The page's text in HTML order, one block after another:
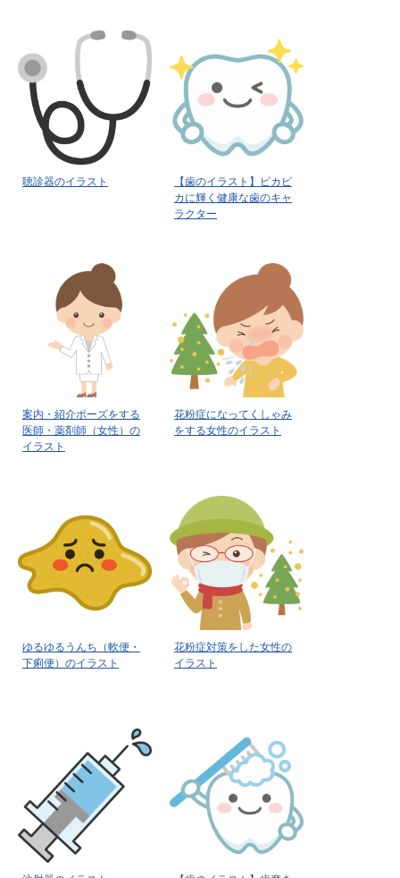
聴診器のイラスト
【歯のイラスト】ピカピ
カに輝く健康な歯のキャ
ラクター
案内・紹介ポーズをする
医師・薬剤師（女性）の
イラスト
花粉症になってくしゃみ
をする女性のイラスト
ゆるゆるうんち（軟便・
下痢便）のイラスト
花粉症対策をした女性の
イラスト